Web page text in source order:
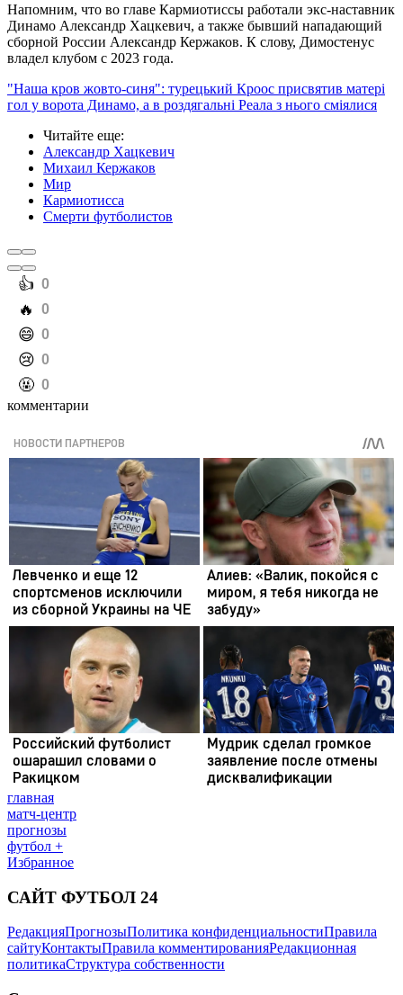
Напомним, что во главе Кармиотиссы работали экс-наставник
Динамо Александр Хацкевич, а также бывший нападающий
сборной России Александр Кержаков. К слову, Димостенус
владел клубом с 2023 года.
"Наша кров жовто-синя": турецький Кроос присвятив матері
гол у ворота Динамо, а в роздягальні Реала з нього сміялися
Читайте еще:
Александр Хацкевич
Михаил Кержаков
Мир
Кармиотисса
Смерти футболистов
️👍 0
️🔥 0
️😄 0
️😢 0
️🤬 0
комментарии
главная
матч-центр
прогнозы
футбол +
Избранное
САЙТ ФУТБОЛ 24
РедакцияПрогнозыПолитика конфиденциальностиПравила
сайтуКонтактыПравила комментированияРедакционная
политикаСтруктура собственности